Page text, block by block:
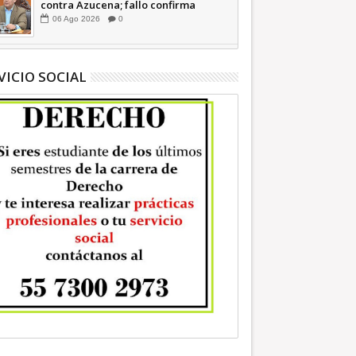
contra Azucena; fallo confirma
guerra sucia: Octavio Martínez
06 Ago 2026 0
SOCIAL